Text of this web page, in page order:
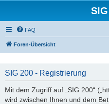
FAQ
Foren-Übersicht
SIG 200 - Registrierung
Mit dem Zugriff auf „SIG 200“
wird zwischen Ihnen und dem